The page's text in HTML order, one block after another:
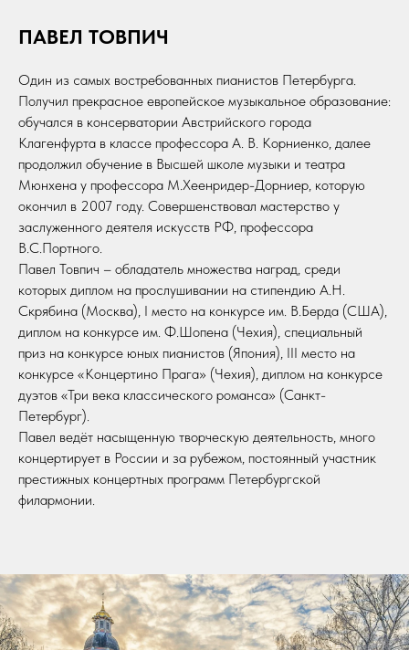
ПАВЕЛ ТОВПИЧ
Один из самых востребованных пианистов Петербурга.
Получил прекрасное европейское музыкальное образование:
обучался в консерватории Австрийского города
Клагенфурта в классе профессора А. В. Корниенко, далее
продолжил обучение в Высшей школе музыки и театра
Мюнхена у профессора М.Хеенридер-Дорниер, которую
окончил в 2007 году. Совершенствовал мастерство у
заслуженного деятеля искусств РФ, профессора
В.С.Портного.
Павел Товпич – обладатель множества наград, среди
которых диплом на прослушивании на стипендию А.Н.
Скрябина (Москва), I место на конкурсе им. В.Берда (США),
диплом на конкурсе им. Ф.Шопена (Чехия), специальный
приз на конкурсе юных пианистов (Япония), III место на
конкурсе «Концертино Прага» (Чехия), диплом на конкурсе
дуэтов «Три века классического романса» (Санкт-
Петербург).
Павел ведёт насыщенную творческую деятельность, много
концертирует в России и за рубежом, постоянный участник
престижных концертных программ Петербургской
филармонии.